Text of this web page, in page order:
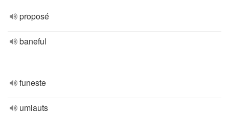
proposé
baneful
funeste
umlauts